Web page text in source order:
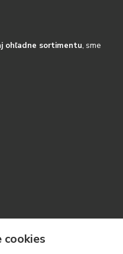
ohľadne sortimentu, sme
cookies